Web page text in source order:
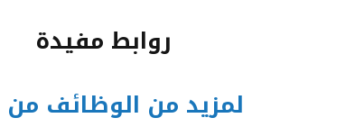
روابط مفيدة
لمزيد من الوظائف من